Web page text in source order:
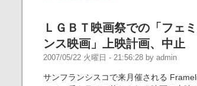
ＬＧＢＴ映画祭での「フェ
ンス映画」上映計画、中止
2007/05/22 火曜日 - 21:56:28 by admin
サンフランシスコで来月催される